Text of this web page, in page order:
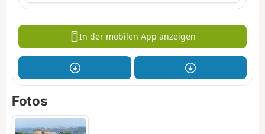
In der mobilen App anzeigen
Fotos